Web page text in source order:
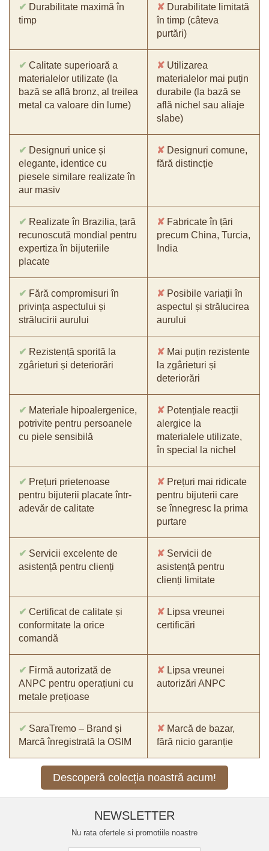
✔ Durabilitate maximă în
timp
✘ Durabilitate limitată
în timp (câteva
purtări)
✔ Calitate superioară a
materialelor utilizate (la
bază se află bronz, al treilea
metal ca valoare din lume)
✘ Utilizarea
materialelor mai puțin
durabile (la bază se
află nichel sau aliaje
slabe)
✔ Designuri unice și
elegante, identice cu
piesele similare realizate în
aur masiv
✘ Designuri comune,
fără distincție
✔ Realizate în Brazilia, țară
recunoscută mondial pentru
expertiza în bijuteriile
placate
✘ Fabricate în țări
precum China, Turcia,
India
✔ Fără compromisuri în
privința aspectului și
strălucirii aurului
✘ Posibile variații în
aspectul și strălucirea
aurului
✔ Rezistență sporită la
zgârieturi și deteriorări
✘ Mai puțin rezistente
la zgârieturi și
deteriorări
✔ Materiale hipoalergenice,
potrivite pentru persoanele
cu piele sensibilă
✘ Potențiale reacții
alergice la
materialele utilizate,
în special la nichel
✔ Prețuri prietenoase
pentru bijuterii placate într-
adevăr de calitate
✘ Prețuri mai ridicate
pentru bijuterii care
se înnegresc la prima
purtare
✔ Servicii excelente de
asistență pentru clienți
✘ Servicii de
asistență pentru
clienți limitate
✔ Certificat de calitate și
conformitate la orice
comandă
✘ Lipsa vreunei
certificări
✔ Firmă autorizată de
ANPC pentru operațiuni cu
metale prețioase
✘ Lipsa vreunei
autorizări ANPC
✔ SaraTremo – Brand și
Marcă înregistrată la OSIM
✘ Marcă de bazar,
fără nicio garanție
Descoperă colecția noastră acum!
NEWSLETTER
Nu rata ofertele si promotiile noastre